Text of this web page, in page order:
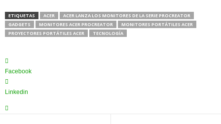
ETIQUETAS ACER
ACER LANZA LOS MONITORES DE LA SERIE PROCREATOR
GADGETS
MONITORES ACER PROCREATOR
MONITORES PORTÁTILES ACER
PROYECTORES PORTÁTILES ACER
TECNOLOGÍA
Facebook
Linkedin